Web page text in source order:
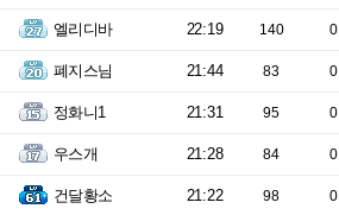
엘리디바 22:19 140 0
폐지스님 21:44 83 0
정화니1 21:31 95 0
우스개 21:28 84 0
건달황소 21:22 98 0